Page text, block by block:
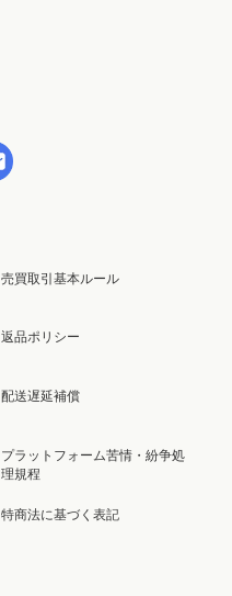
売買取引基本ルール
返品ポリシー
配送遅延補償
プラットフォーム苦情・紛争処
理規程
特商法に基づく表記